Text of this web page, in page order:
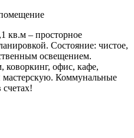
кв.м – просторное
Состояние: чистое,
освещением.
коворкинг, офис, кафе,
мастерскую. Коммунальные